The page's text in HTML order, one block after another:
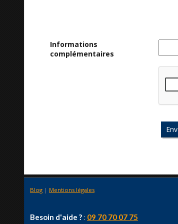
Informations
complémentaires
Blog | Mentions légales
Besoin d'aide ? : 09 70 70 07 75